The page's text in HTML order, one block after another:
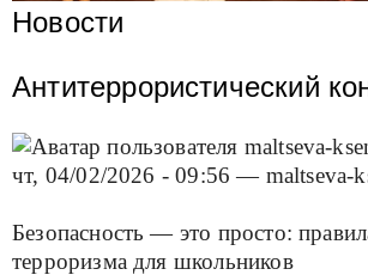
Новости
Антитеррористический
чт, 04/02/2026 - 09:56 — maltseva-
Безопасность — это просто:
терроризма для школьников